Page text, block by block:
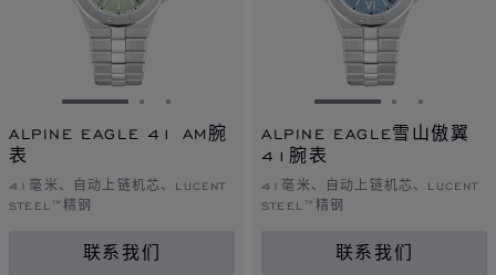
转到幻灯片 1转到幻灯片 2
转到幻灯片 3
ALPINE EAGLE 41 AM腕
表
41毫米、自动上链机芯、LUCENT
STEEL™精钢
联系我们
转到幻灯片 1转到幻灯
转到幻
ALPINE EAGLE雪山傲翼
41腕表
41毫米、自动上链机芯、LUCENT
STEEL™精钢
联系我们